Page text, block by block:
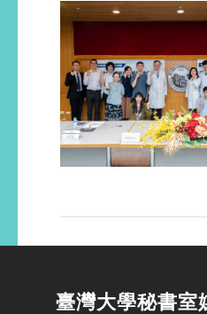
臺灣大學秘書室